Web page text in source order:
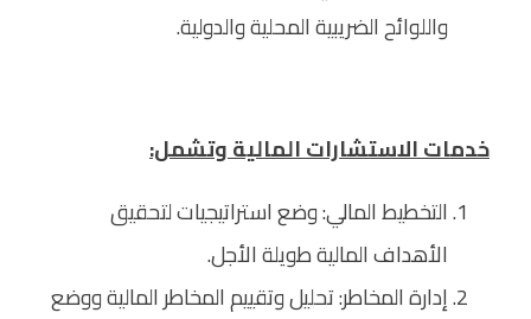
واللوائح الضريبية المحلية والدولية.
خدمات الاستشارات المالية وتشمل:
التخطيط المالي: وضع استراتيجيات لتحقيق
الأهداف المالية طويلة الأجل.
إدارة المخاطر: تحليل وتقييم المخاطر المالية ووضع